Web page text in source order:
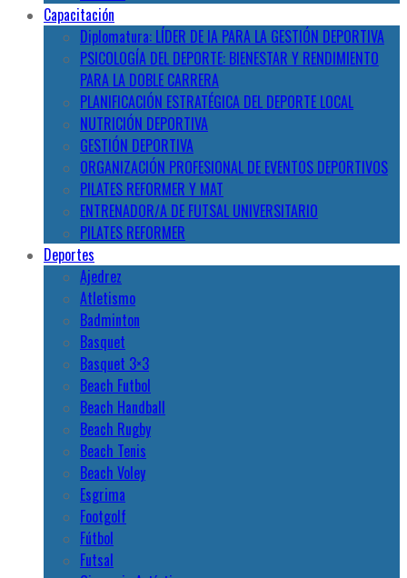
Capacitación
Diplomatura: LÍDER DE IA PARA LA GESTIÓN DEPORTIVA
PSICOLOGÍA DEL DEPORTE: BIENESTAR Y RENDIMIENTO
PARA LA DOBLE CARRERA
PLANIFICACIÓN ESTRATÉGICA DEL DEPORTE LOCAL
NUTRICIÓN DEPORTIVA
GESTIÓN DEPORTIVA
ORGANIZACIÓN PROFESIONAL DE EVENTOS DEPORTIVOS
PILATES REFORMER Y MAT
ENTRENADOR/A DE FUTSAL UNIVERSITARIO
PILATES REFORMER
Deportes
Ajedrez
Atletismo
Badminton
Basquet
Basquet 3×3
Beach Futbol
Beach Handball
Beach Rugby
Beach Tenis
Beach Voley
Esgrima
Footgolf
Fútbol
Futsal